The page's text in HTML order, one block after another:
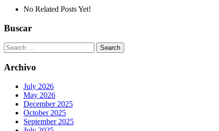
No Related Posts Yet!
Buscar
Search
for:
Archivo
July 2026
May 2026
December 2025
October 2025
September 2025